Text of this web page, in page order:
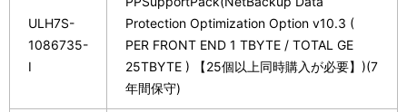
ULH7S-
1086735-
I
Protection Optimization Option v10.3 (
PER FRONT END 1 TBYTE / TOTAL GE
25TBYTE ) 【25個以上同時購入が必要】)(7
年間保守)